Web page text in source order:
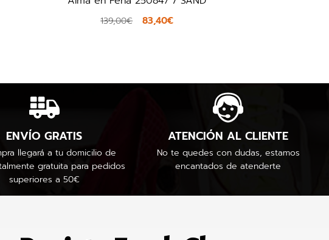
139,00€ 83,40€
ENVÍO GRATIS
llegará a tu domicilio de
gratuita para pedidos
superiores a 50€
ATENCIÓN AL CLIENTE
No te quedes con dudas, estamos
encantados de atenderte